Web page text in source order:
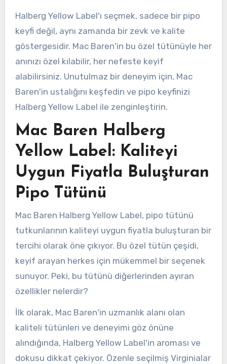
Halberg Yellow Label'ı seçmek, sadece bir pipo
keyfi değil, aynı zamanda bir zevk ve kalite
göstergesidir. Mac Baren'in bu özel tütünüyle her
anınızı özel kılabilir, her nefeste keyif
alabilirsiniz. Unutulmaz bir deneyim için, Mac
Baren'in ustalığını keşfedin ve pipo keyfinizi
Halberg Yellow Label ile zenginleştirin.
Mac Baren Halberg
Yellow Label: Kaliteyi
Uygun Fiyatla Buluşturan
Pipo Tütünü
Mac Baren Halberg Yellow Label, pipo tütünü
tutkunlarının kaliteyi uygun fiyatla buluşturan bir
tercihi olarak öne çıkıyor. Bu özel tütün çeşidi,
keyif arayan herkes için mükemmel bir seçenek
sunuyor. Peki, bu tütünü diğerlerinden ayıran
özellikler nelerdir?
İlk olarak, Mac Baren'in uzmanlık alanı olan
kaliteli tütünleri ve deneyimi göz önüne
alındığında, Halberg Yellow Label'in aroması ve
dokusu dikkat çekiyor. Özenle seçilmiş Virginialar